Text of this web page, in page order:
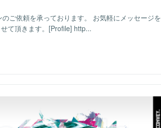
ご依頼を承っております。 お気軽にメッセージを
て頂きます。[Profile] http...